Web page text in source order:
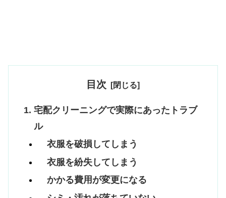
目次
宅配クリーニングで実際にあったトラブ
ル
衣服を破損してしまう
衣服を紛失してしまう
かかる費用が変更になる